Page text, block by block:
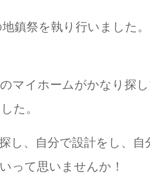
鎮祭を執り行いました
マイホームがかなり探
た。
し、自分で設計をし、
って思いませんか！